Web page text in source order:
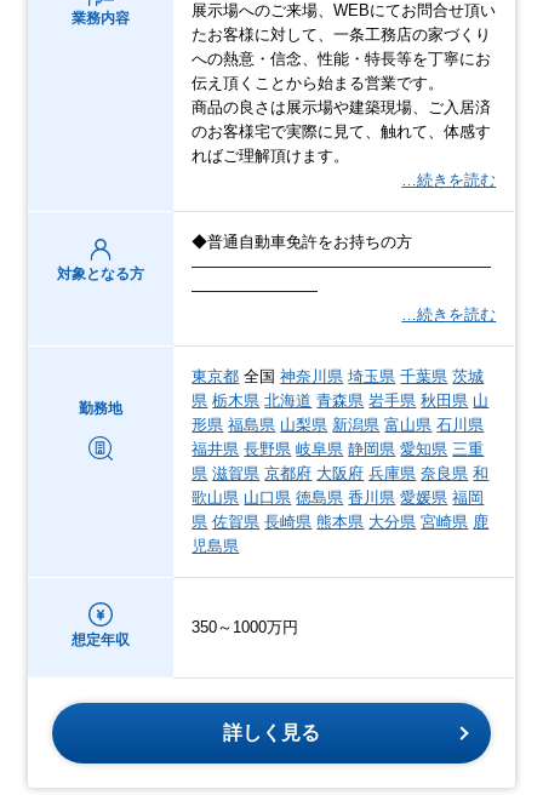
業務内容
展示場へのご来場、WEBにてお問合せ頂い
たお客様に対して、一条工務店の家づくり
への熱意・信念、性能・特長等を丁寧にお
伝え頂くことから始まる営業です。
商品の良さは展示場や建築現場、ご入居済
のお客様宅で実際に見て、触れて、体感す
ればご理解頂けます。
…続きを読む
対象となる方
◆普通自動車免許をお持ちの方
―――――――――――――――――――
――――――――
…続きを読む
勤務地
東京都 全国神奈川県 埼玉県 千葉県 茨城
県 栃木県 北海道 青森県 岩手県 秋田県 山
形県 福島県 山梨県 新潟県 富山県 石川県
福井県 長野県 岐阜県 静岡県 愛知県 三重
県 滋賀県 京都府 大阪府 兵庫県 奈良県 和
歌山県 山口県 徳島県 香川県 愛媛県 福岡
県 佐賀県 長崎県 熊本県 大分県 宮崎県 鹿
児島県
想定年収
350～1000万円
詳しく見る